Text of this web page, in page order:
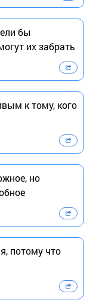
бы
их забрать
к тому, кого
но
потому что